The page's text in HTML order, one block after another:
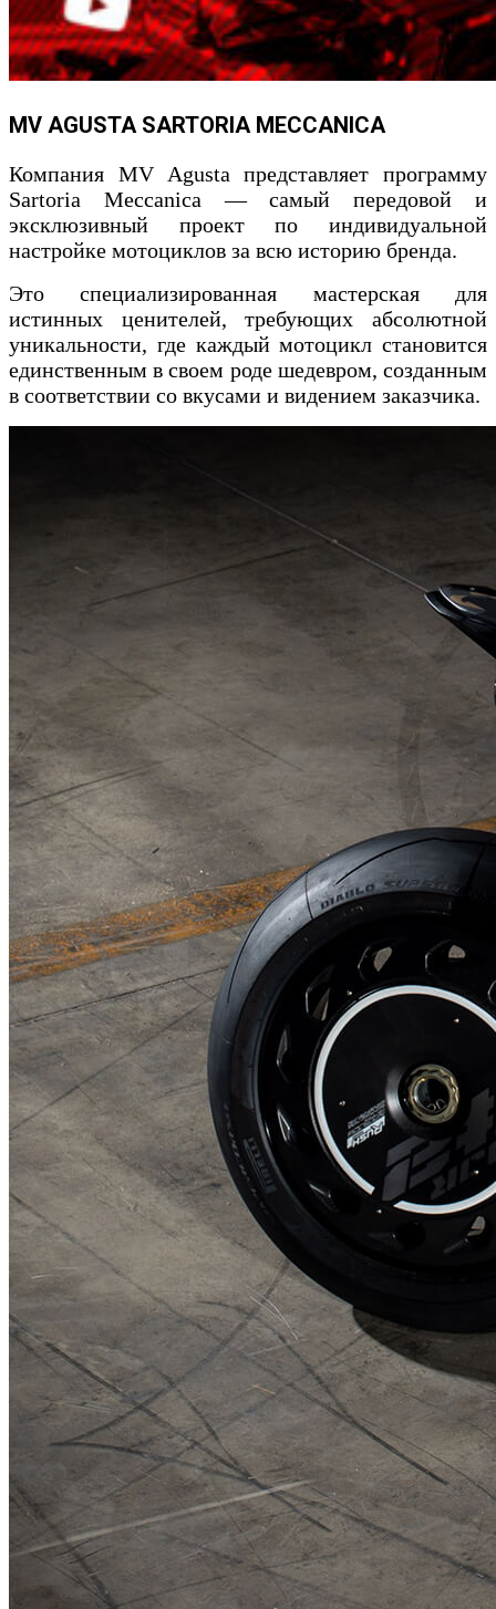
MV AGUSTA SARTORIA MECCANICA
Компания MV Agusta представляет программу
Sartoria Meccanica — самый передовой и
эксклюзивный проект по индивидуальной
настройке мотоциклов за всю историю бренда.
Это специализированная мастерская для
истинных ценителей, требующих абсолютной
уникальности, где каждый мотоцикл становится
единственным в своем роде шедевром, созданным
в соответствии со вкусами и видением заказчика.